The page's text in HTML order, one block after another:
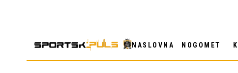
NASLOVNA NOGOMET